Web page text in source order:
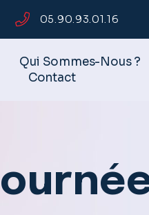
05.90.93.01.16
Qui Sommes-Nous ?
Contact